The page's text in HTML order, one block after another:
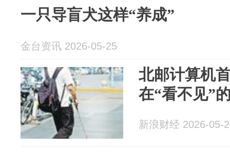
一只导盲犬这样“养成”
金台资讯 2026-05-25
北邮计算机
在“看不见”
新浪财经 2026-05-